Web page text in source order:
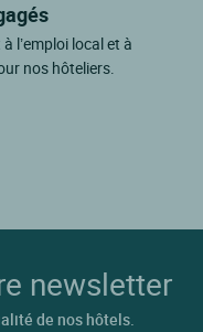
l’emploi local et à
nos hôteliers.
newsletter
de nos hôtels.